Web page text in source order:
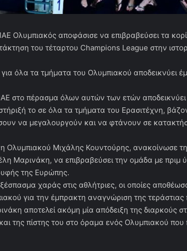
Ολυμπιακός αποφάσισε να επιβραβεύσει τα
του τέταρτου Champions League στην
όλα τα τμήματα του Ολυμπιακού αποδεικνύει
στο πέρασμα όλων αυτών των ετών
το σε όλα τα τμήματα του Ερασιτέχνη,
να μεγαλουργούν και να φτάνουν σε
Ολυμπιακού Μιχάλης Κουντούρης, ανακοίνωσε
Μαρινάκη, να επιβραβεύσει την ομάδα με πριμ
της Ευρώπης.
χαράς στις αθλήτριες, οι οποίες
για την έμπρακτη αναγνώριση της
αποτελεί ακόμη μία απόδειξη της διαρκούς
της πίστης του στο όραμα ενός Ολυμπιακού που